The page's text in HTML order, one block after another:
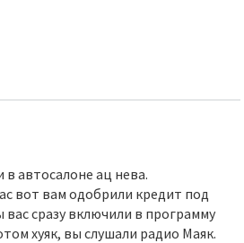
автосалоне ац нева.
вот вам одобрили кредит под
сразу включили в программу
хуяк, вы слушали радио Маяк.